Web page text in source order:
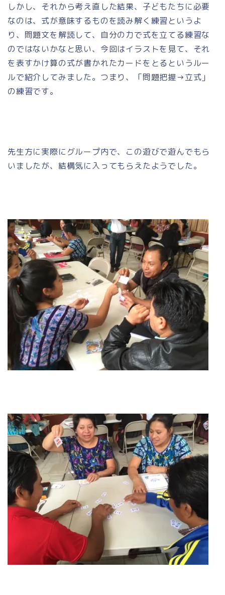
しかし、それから考え直した結果、子どもたちに必要
なのは、式が意味するものを読み解く練習というよ
り、問題文を解読して、自分の力で式を立てる練習な
のではないかなと思い、今回はイラストを見て、それ
を表すかけ算の式が書かれたカードをとるというルー
ルで紹介してみました。つまり、「問題把握→立式」
の練習です。
先生方に実際にグループ内で、この遊びで遊んでもら
いましたが、結構気に入ってもらえたようでした。